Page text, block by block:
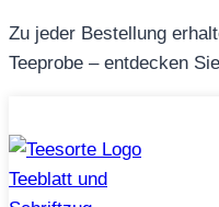
Zum
Inhalt
Zu jeder Bestellung
Teeprobe – entdecken